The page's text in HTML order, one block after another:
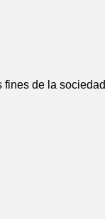
de la sociedad